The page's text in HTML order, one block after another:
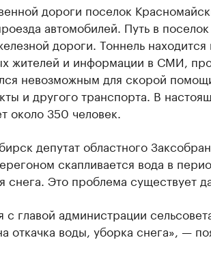
дороги поселок
автомобилей. Путь в поселок
дороги. Тоннель находится
жителей и информации в СМИ,
невозможным для скорой
и другого транспорта. В
около 350 человек.
депутат областного
скапливается вода в
снега. Это проблема существует
главой администрации
откачка воды, уборка снега», —